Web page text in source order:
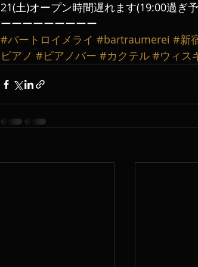
21(土)オープン時間遅れます(19:00過ぎ
ーーーーーーーーー
#バートロイメライ #bartraumerei #新
ピアノ #ピアノバー #カクテル #ウィス